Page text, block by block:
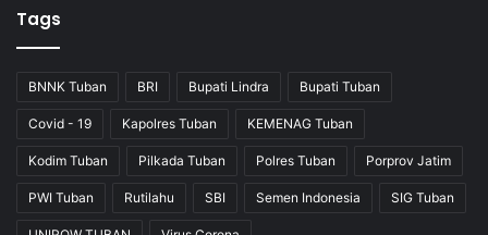
Tags
BNNK Tuban BRI Bupati Lindra Bupati Tuban
Covid - 19 Kapolres Tuban KEMENAG Tuban
Kodim Tuban Pilkada Tuban Polres Tuban Porprov Jatim
PWI Tuban Rutilahu SBI Semen Indonesia SIG Tuban